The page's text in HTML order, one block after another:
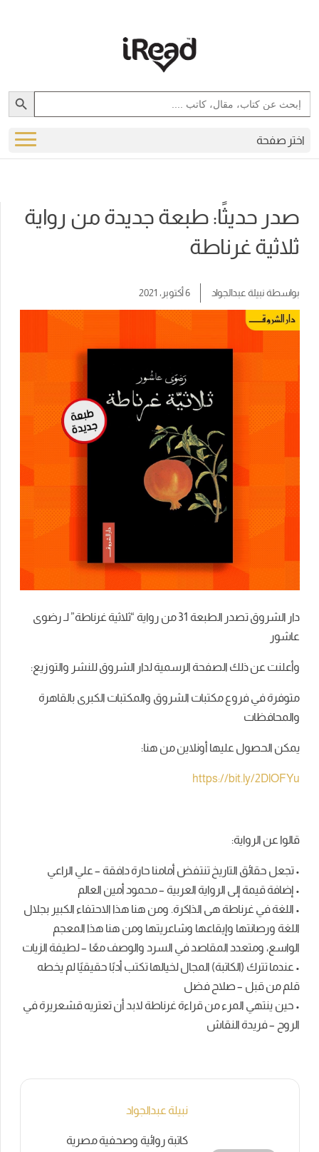
Search
for:
Search Button
اختر صفحة
صدر حديثًا: طبعة جديدة من رواية
ثلاثية غرناطة
بواسطةنبيلة عبدالجواد 6 أكتوبر، 2021
دار الشروق تصدر الطبعة 31 من رواية “ثلاثية غرناطة” لـ رضوى
عاشور
وأعلنت عن ذلك الصفحة الرسمية لدار الشروق للنشر والتوزيع:
متوفرة في فروع مكتبات الشروق والمكتبات الكبرى بالقاهرة
والمحافظات
يمكن الحصول عليها أونلاين من هنا:
https://bit.ly/2DlOFYu
قالوا عن الرواية:
• تجعل حقائق التاريخ تنتفض أمامنا حارة دافقة – علي الراعي
• إضافة قيمة إلى الرواية العربية – محمود أمين العالم
• اللغة في غرناطة هى الذاكرة. ومن هنا هذا الاحتفاء الكبير بجلال
اللغة ورصانتها وإيقاعها وشاعريتها ومن هنا هذا المعجم
الواسع، ومتعدد المقاصد في السرد والوصف معًا – لطيفة الزيات
• عندما تترك (الكاتبة) المجال لخيالها تكتب أدبًا حقيقيًا لم يخطه
قلم من قبل – صلاح فضل
• حين ينتهي المرء من قراءة غرناطة لابد أن تعتريه قشعريرة في
الروح – فريدة النقاش
نبيلة عبدالجواد
كاتبة روائية وصحفية مصرية